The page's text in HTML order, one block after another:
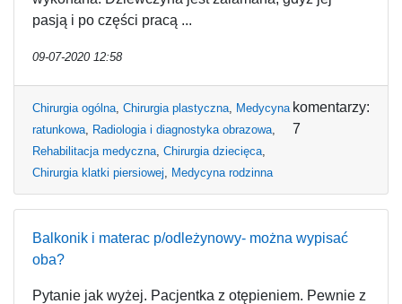
pasją i po części pracą ...
09-07-2020 12:58
Chirurgia ogólna, Chirurgia plastyczna, Medycyna
ratunkowa, Radiologia i diagnostyka obrazowa,
Rehabilitacja medyczna, Chirurgia dziecięca,
Chirurgia klatki piersiowej, Medycyna rodzinna
komentarzy:
7
Balkonik i materac p/odleżynowy- można wypisać
oba?
Pytanie jak wyżej. Pacjentka z otępieniem. Pewnie z